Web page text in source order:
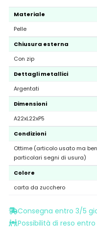
Materiale
Pelle
Chiusura esterna
Con zip
Dettagli metallici
Argentati
Dimensioni
A22xL22xP5
Condizioni
Ottime (articolo usato ma
particolari segni di usura)
Colore
carta da zucchero
Consegna entro 3/5
Possibilità di reso